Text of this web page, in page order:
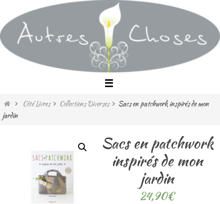
vers
le
contenu
HomeCôté Livres Collections Diverses
Sacs en patchwork inspirés de mon
jardin
Sacs en patchwork
inspirés de mon
jardin
24,90€